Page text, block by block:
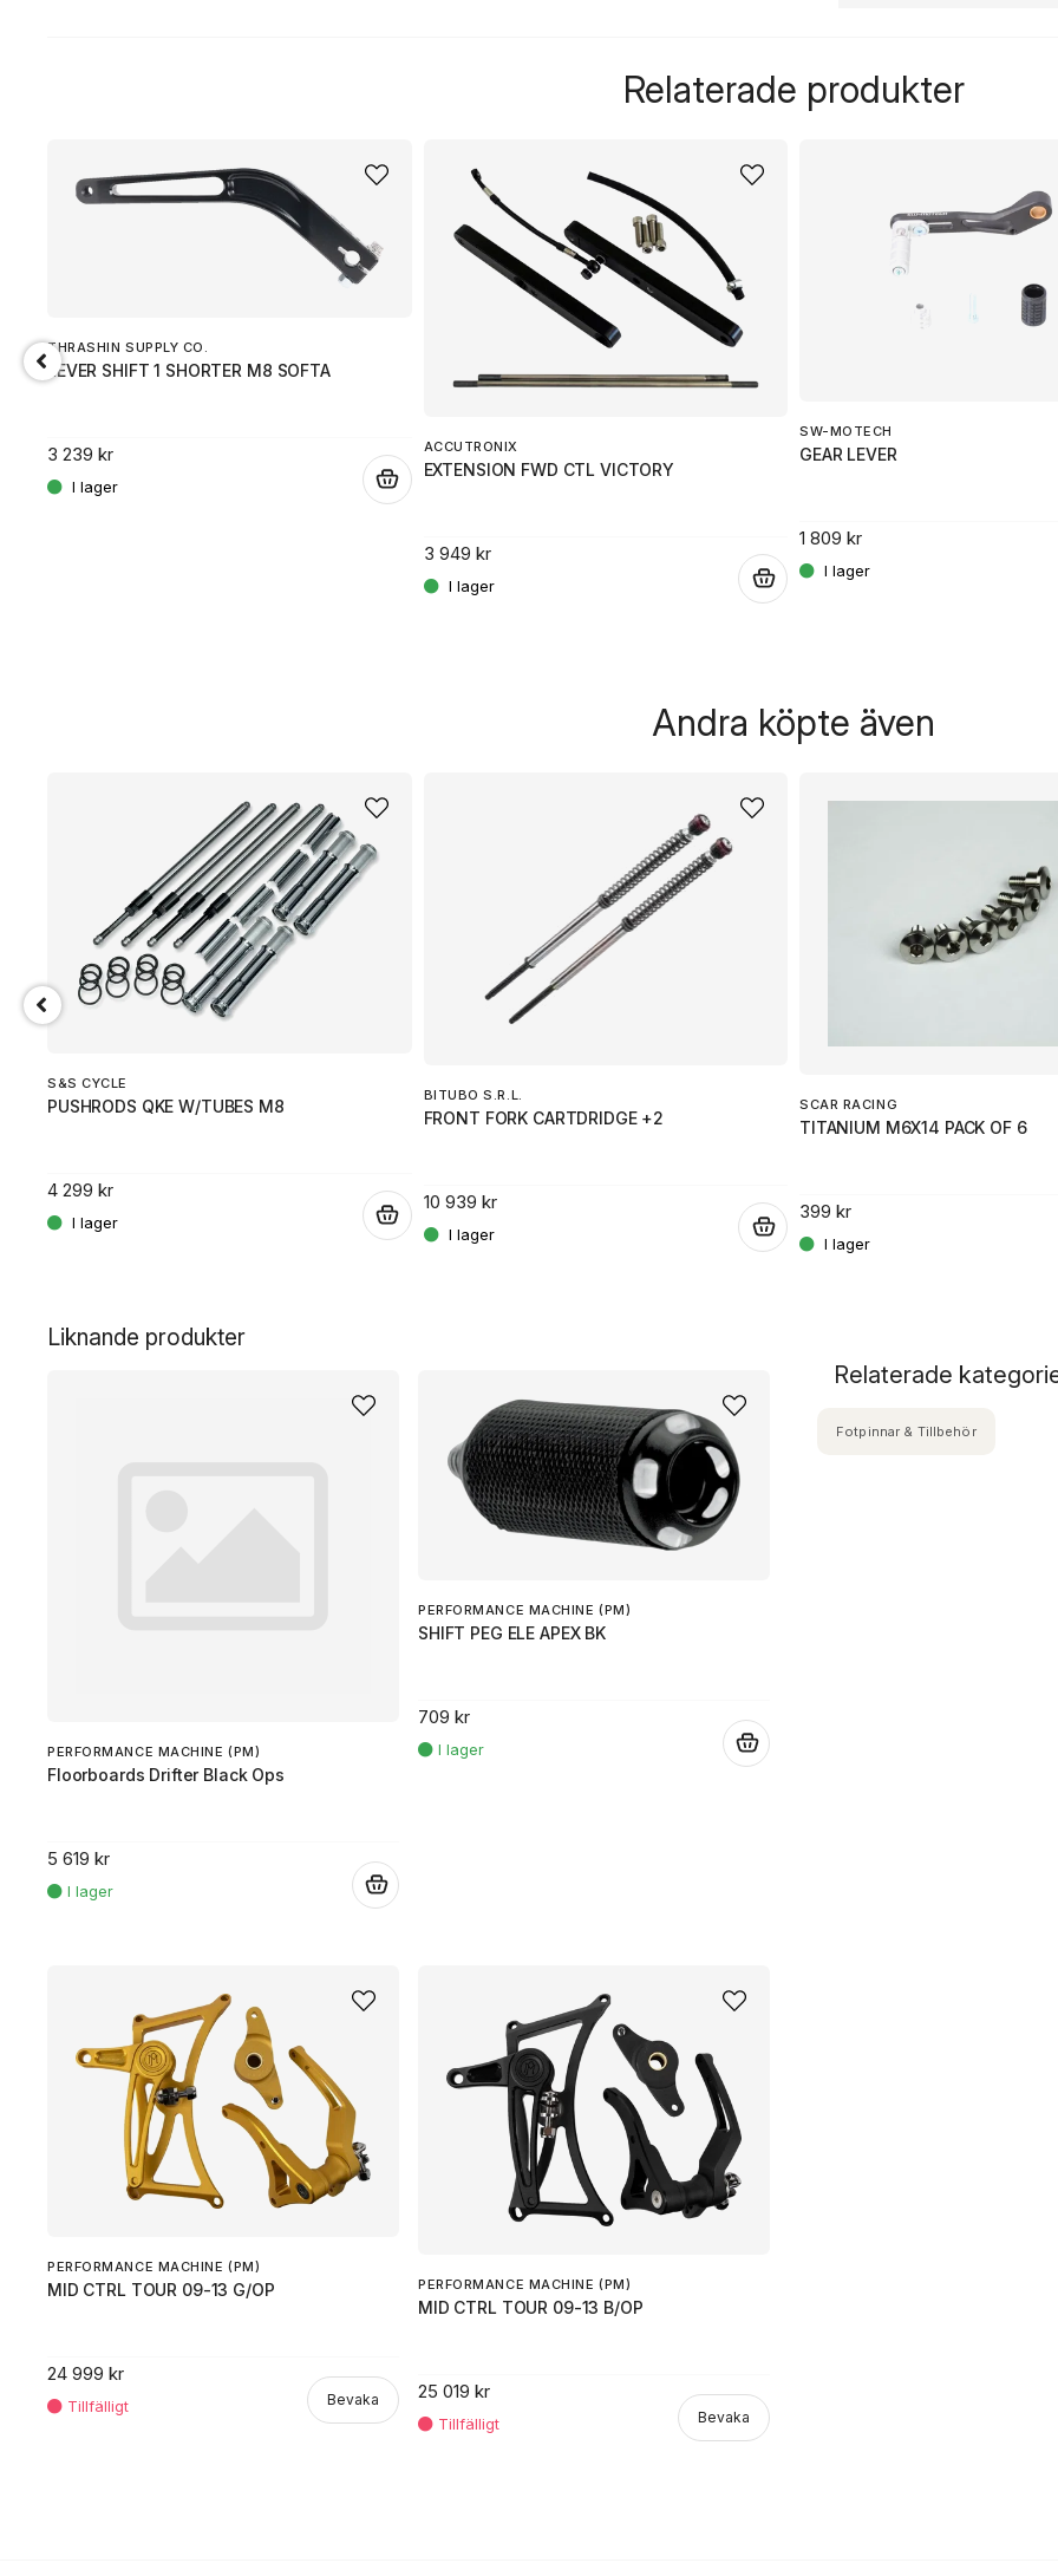
Ja, ni får publicera
Relaterade produkter
THRASHIN SUPPLY CO.
LEVER SHIFT 1 SHORTER M8 SOFTA
3 239 kr ACCUTRONIX
EXTENSION FWD CTL VICTORY
3 949 kr
SW-MOTECH
GEAR LEVER
1 809 kr
Andra köpte även
S&S CYCLE
PUSHRODS QKE W/TUBES M8
4 299 kr
BITUBO S.R.L.
FRONT FORK CARTDRIDGE +2
10 939 kr
SCAR RACING
TITANIUM M6X14 PACK OF 6
399 kr
Liknande produkter
PERFORMANCE MACHINE (PM)
Floorboards Drifter Black Ops
5 619 kr
PERFORMANCE MACHINE (PM)
SHIFT PEG ELE APEX BK
709 kr
PERFORMANCE MACHINE (PM)
MID CTRL TOUR 09-13 G/OP
24 999 kr
Bevaka
PERFORMANCE MACHINE (PM)
MID CTRL TOUR 09-13 B/OP
25 019 kr
Bevaka
Relaterade
Fotpinnar & Tillbehör